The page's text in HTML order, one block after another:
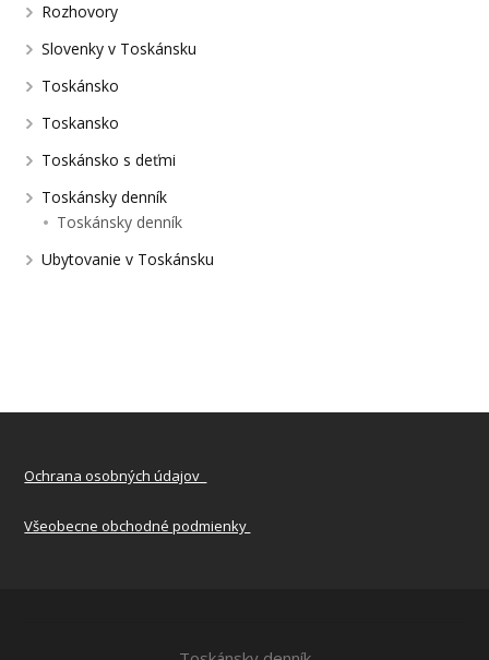
Rozhovory
Slovenky v Toskánsku
Toskánsko
Toskansko
Toskánsko s deťmi
Toskánsky denník
Toskánsky denník
Ubytovanie v Toskánsku
Ochrana osobných údajov
Všeobecne obchodné podmienky